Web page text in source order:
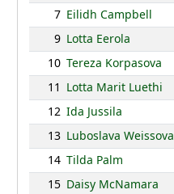
7 Eilidh Campbell
9 Lotta Eerola
10 Tereza Korpasova
11 Lotta Marit Luethi
12 Ida Jussila
13 Luboslava Weissova
14 Tilda Palm
15 Daisy McNamara